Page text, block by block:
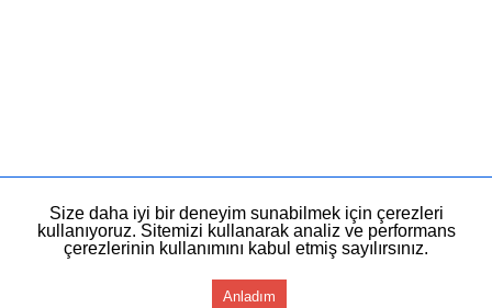
Size daha iyi bir deneyim sunabilmek için çerezleri
kullanıyoruz. Sitemizi kullanarak analiz ve performans
çerezlerinin kullanımını kabul etmiş sayılırsınız.
Anladım